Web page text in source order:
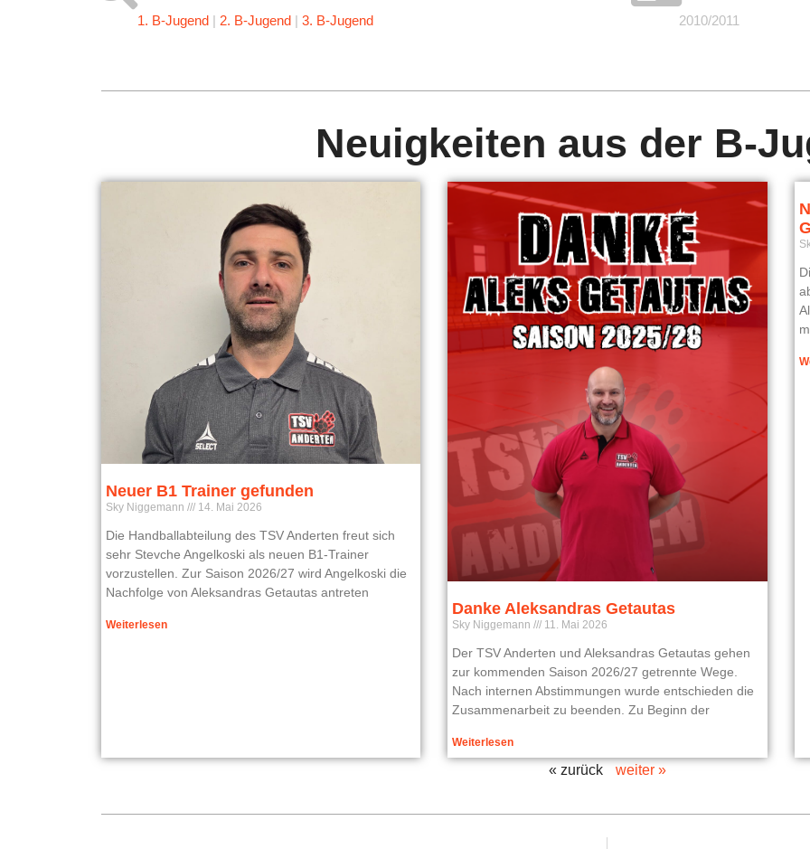
1. B-Jugend | 2. B-Jugend | 3. B-Jugend 2010/2011
Neuigkeiten aus der B-
Neuer B1 Trainer gefunden
Sky Niggemann 14. Mai 2026
Die Handballabteilung des TSV Anderten freut sich
sehr Stevche Angelkoski als neuen B1-Trainer
vorzustellen. Zur Saison 2026/27 wird Angelkoski die
Nachfolge von Aleksandras Getautas antreten
Weiterlesen
Danke Aleksandras Getautas
Sky Niggemann 11. Mai 2026
Der TSV Anderten und Aleksandras Getautas gehen
zur kommenden Saison 2026/27 getrennte Wege.
Nach internen Abstimmungen wurde entschieden die
Zusammenarbeit zu beenden. Zu Beginn der
Weiterlesen
« zurück weiter »